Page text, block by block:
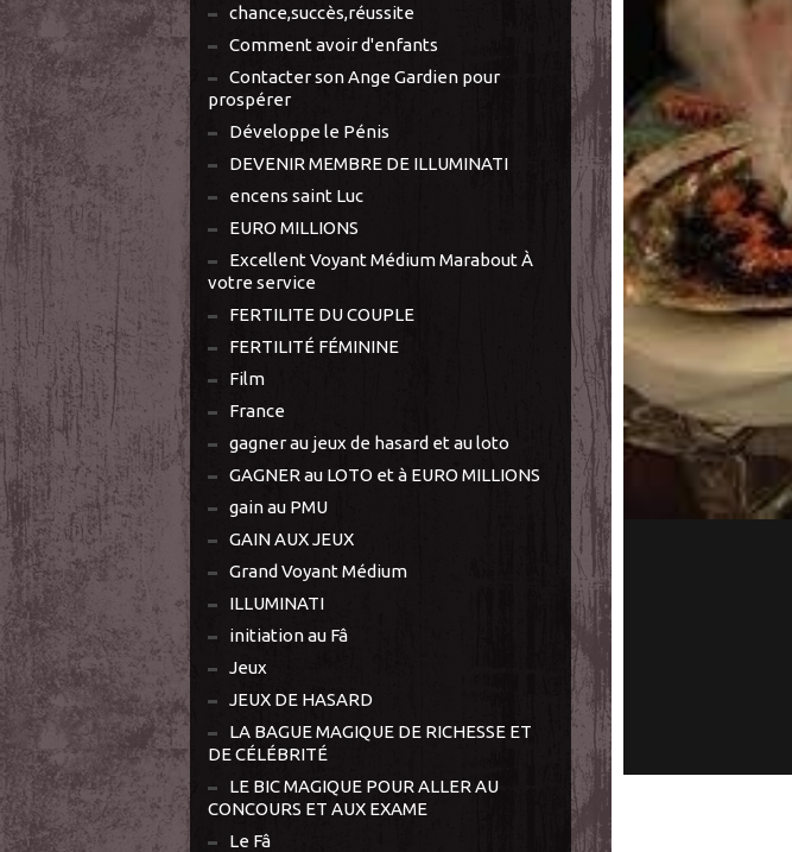
chance,succès,réussite
Comment avoir d'enfants
Contacter son Ange Gardien pour
prospérer
Développe le Pénis
DEVENIR MEMBRE DE ILLUMINATI
encens saint Luc
EURO MILLIONS
Excellent Voyant Médium Marabout À
votre service
FERTILITE DU COUPLE
FERTILITÉ FÉMININE
Film
France
gagner au jeux de hasard et au loto
GAGNER au LOTO et à EURO MILLIONS
gain au PMU
GAIN AUX JEUX
Grand Voyant Médium
ILLUMINATI
initiation au Fâ
Jeux
JEUX DE HASARD
LA BAGUE MAGIQUE DE RICHESSE ET
DE CÉLÉBRITÉ
LE BIC MAGIQUE POUR ALLER AU
CONCOURS ET AUX EXAME
Le Fâ